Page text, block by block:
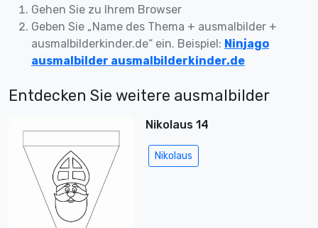
Gehen Sie zu Ihrem Browser
Geben Sie „Name des Thema + ausmalbilder +
ausmalbilderkinder.de“ ein. Beispiel: Ninjago
ausmalbilder ausmalbilderkinder.de
Entdecken Sie weitere ausmalbilder
Nikolaus 14
Nikolaus